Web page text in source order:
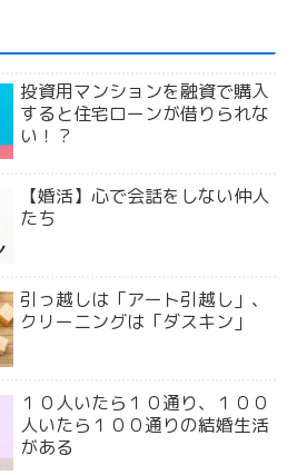
投資用マンションを融資で購入
すると住宅ローンが借りられな
い！？
【婚活】心で会話をしない仲人
たち
引っ越しは「アート引越し」、
クリーニングは「ダスキン」
１０人いたら１０通り、１００
人いたら１００通りの結婚生活
がある